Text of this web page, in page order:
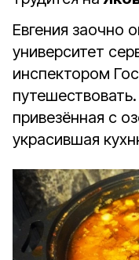
Евгения заочно
университет
инспектором
привезённая с
украсившая